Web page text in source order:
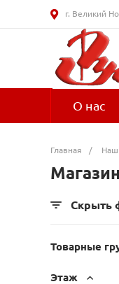
г. Великий
О нас
Главная /
Скрыть
Товарные
Этаж